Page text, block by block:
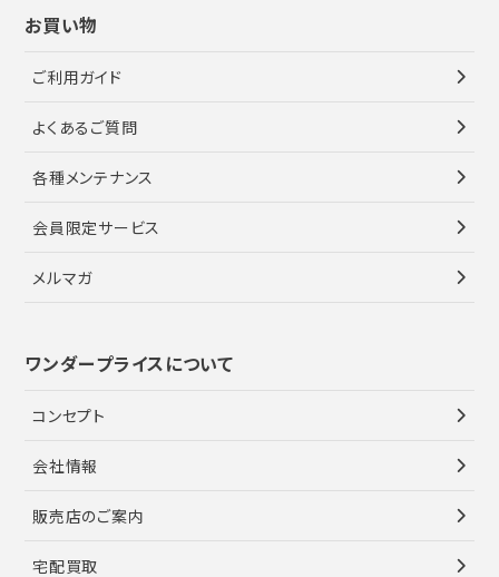
お買い物
ご利用ガイド
よくあるご質問
各種メンテナンス
会員限定サービス
メルマガ
ワンダープライスについて
コンセプト
会社情報
販売店のご案内
宅配買取